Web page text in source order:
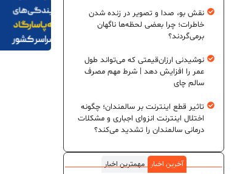
نقش بو، صدا و تصویر در زنده شدن
خاطرات؛ چرا بعضی لحظه‌ها ناگهان
برمی‌گردند؟
نوشیدنی ارزان‌قیمتی که می‌تواند طول
عمر را افزایش دهد | شرط مهم مصرف
سالم چای
تاثیر قطع اینترنت بر سالمندان؛ چگونه
اختلال اینترنت انزوای اجباری و مشکلات
درمانی سالمندان را تشدید می‌کند؟
آخرین اخبار
مهمترین اخبار